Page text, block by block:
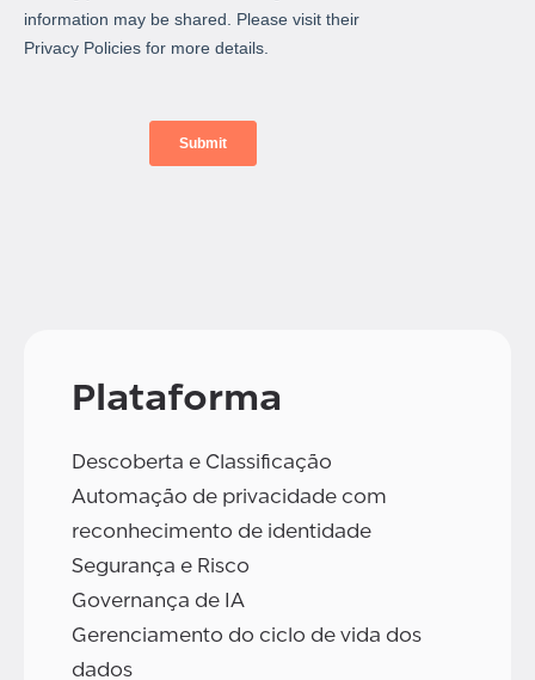
Plataforma
Descoberta e Classificação
Automação de privacidade com
reconhecimento de identidade
Segurança e Risco
Governança de IA
Gerenciamento do ciclo de vida dos
dados